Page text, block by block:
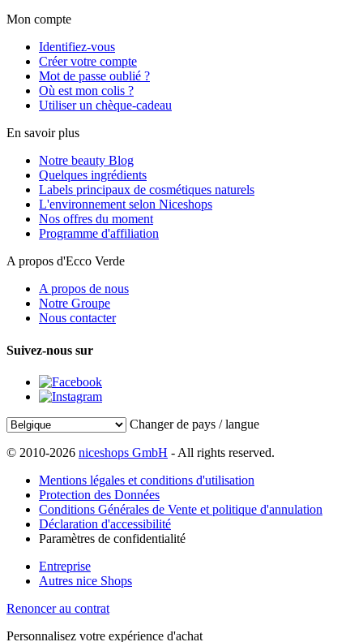
Mon compte
Identifiez-vous
Créer votre compte
Mot de passe oublié ?
Où est mon colis ?
Utiliser un chèque-cadeau
En savoir plus
Notre beauty Blog
Quelques ingrédients
Labels principaux de cosmétiques naturels
L'environnement selon Niceshops
Nos offres du moment
Programme d'affiliation
A propos d'Ecco Verde
A propos de nous
Notre Groupe
Nous contacter
Suivez-nous sur
Changer de pays / langue
© 2010-2026 niceshops GmbH - All rights reserved.
Mentions légales et conditions d'utilisation
Protection des Données
Conditions Générales de Vente et politique d'annulation
Déclaration d'accessibilité
Paramètres de confidentialité
Entreprise
Autres nice Shops
Renoncer au contrat
Personnalisez votre expérience d'achat